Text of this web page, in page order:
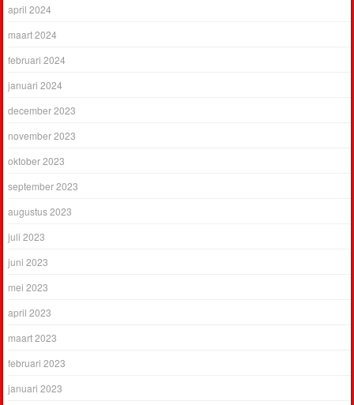
april 2024
maart 2024
februari 2024
januari 2024
december 2023
november 2023
oktober 2023
september 2023
augustus 2023
juli 2023
juni 2023
mei 2023
april 2023
maart 2023
februari 2023
januari 2023